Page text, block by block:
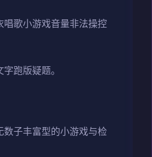
歌小游戏音量非法操控
跑版疑题。
子丰富型的小游戏与检